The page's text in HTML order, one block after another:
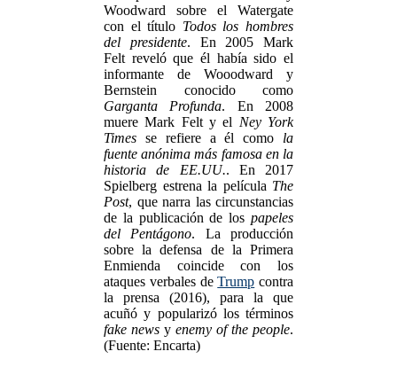
Woodward sobre el Watergate
con el título Todos los hombres
del presidente. En 2005 Mark
Felt reveló que él había sido el
informante de Wooodward y
Bernstein conocido como
Garganta Profunda. En 2008
muere Mark Felt y el Ney York
Times se refiere a él como la
fuente anónima más famosa en la
historia de EE.UU.. En 2017
Spielberg estrena la película The
Post, que narra las circunstancias
de la publicación de los papeles
del Pentágono. La producción
sobre la defensa de la Primera
Enmienda coincide con los
ataques verbales deTrump contra
la prensa (2016), para la que
acuñó y popularizó los términos
fake news y enemy of the people.
(Fuente: Encarta)